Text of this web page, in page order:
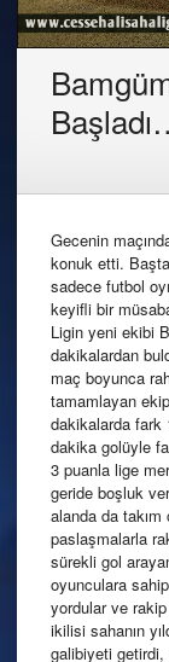
Gecenin
konuk etti.
sadece futbol
keyifli bir
Ligin yeni ekibi
dakikalardan
maç boyunca
tamamlayan
dakikalarda fark
dakika golüyle
3 puanla lige
geride boşluk
alanda da
paslaşmalarla
sürekli gol
oyunculara
yordular ve
ikilisi sahanın
galibiyeti getirdi,